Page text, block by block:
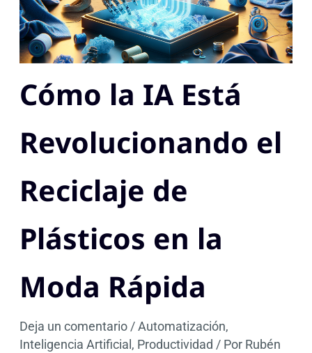
Cómo la IA Está
Revolucionando el
Reciclaje de
Plásticos en la
Moda Rápida
Deja un comentario/Automatización,
Inteligencia Artificial , Productividad / Por Rubén